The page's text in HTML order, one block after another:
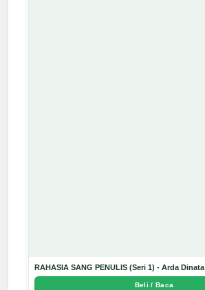
RAHASIA SANG PENULIS (Seri 1) - Arda Dinata
Beli / Baca